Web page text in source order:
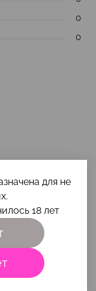
0
0
для не
18 лет